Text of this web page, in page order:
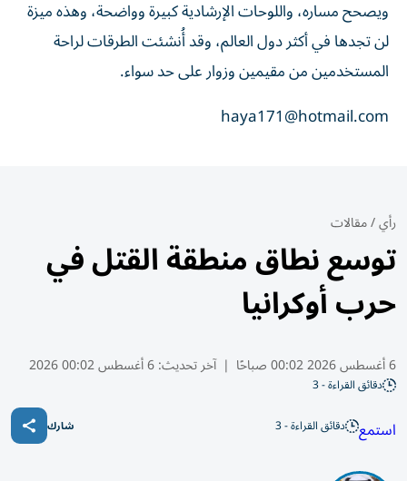
ويصحح مساره، واللوحات الإرشادية كبيرة وواضحة، وهذه ميزة
لن تجدها في أكثر دول العالم، وقد أُنشئت الطرقات لراحة
المستخدمين من مقيمين وزوار على حد سواء.
haya171@hotmail.com
رأي/مقالات
توسع نطاق منطقة القتل في
حرب أوكرانيا
6 أغسطس 2026 00:02 صباحًا | آخر تحديث:6 أغسطس 00:02 2026
دقائق القراءة - 3
استمع دقائق القراءة - 3 شارك